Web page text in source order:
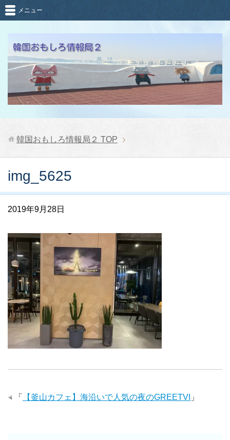
メニュー
韓国おもしろ情報局２ TOP
img_5625
2019年9月28日
「 【釜山カフェ】海沿いで人気の夜のGREETVI 」